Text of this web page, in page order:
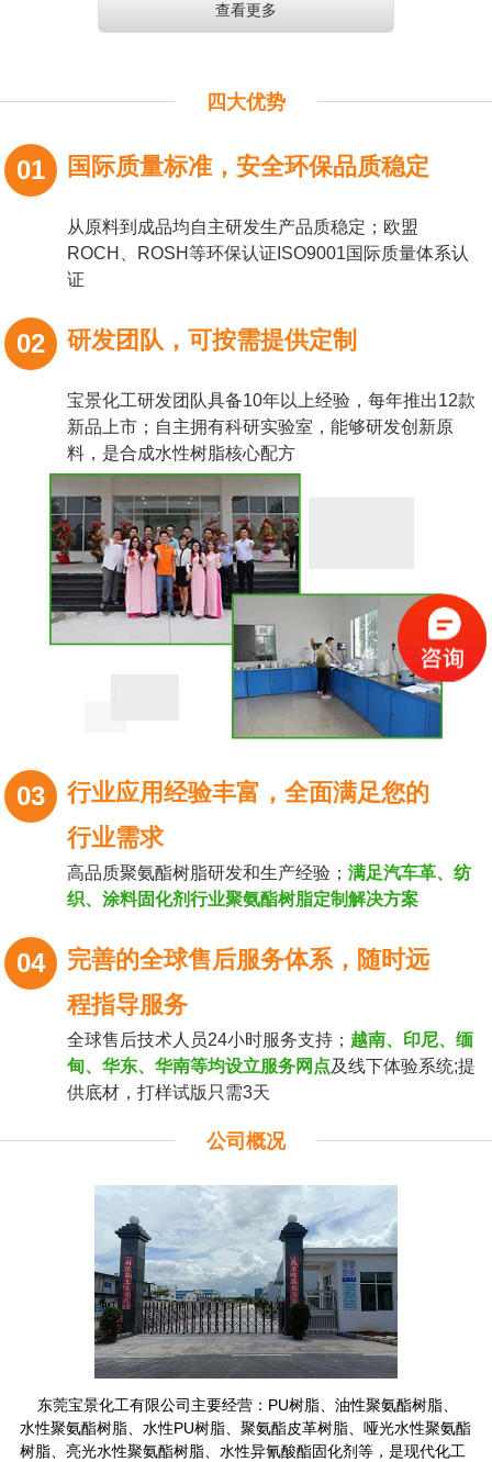
查看更多
四大优势
01 国际质量标准，安全环保品质稳定
从原料到成品均自主研发生产品质稳定；欧盟
ROCH、ROSH等环保认证ISO9001国际质量体系认
证
02 研发团队，可按需提供定制
宝景化工研发团队具备10年以上经验，每年推出12款
新品上市；自主拥有科研实验室，能够研发创新原
料，是合成水性树脂核心配方
03
行业应用经验丰富，全面满足您的
行业需求
高品质聚氨酯树脂研发和生产经验； 满足汽车革、纺
织、涂料固化剂行业聚氨酯树脂定制解决方案
04
完善的全球售后服务体系，随时远
程指导服务
全球售后技术人员24小时服务支持； 越南、印尼、缅
甸、华东、华南等均设立服务网点及线下体验系统;提
供底材，打样试版只需3天
公司概况
东莞宝景化工有限公司主要经营：PU树脂、油性聚氨酯树脂、
水性聚氨酯树脂、水性PU树脂、聚氨酯皮革树脂、哑光水性聚氨酯
树脂、亮光水性聚氨酯树脂、水性异氰酸酯固化剂等，是现代化工